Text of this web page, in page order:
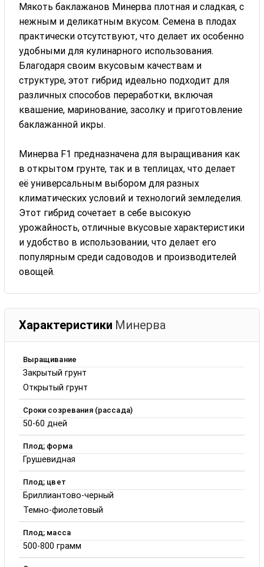
Мякоть баклажанов Минерва плотная и сладкая, с
нежным и деликатным вкусом. Семена в плодах
практически отсутствуют, что делает их особенно
удобными для кулинарного использования.
Благодаря своим вкусовым качествам и
структуре, этот гибрид идеально подходит для
различных способов переработки, включая
квашение, маринование, засолку и приготовление
баклажанной икры.
Минерва F1 предназначена для выращивания как
в открытом грунте, так и в теплицах, что делает
её универсальным выбором для разных
климатических условий и технологий земледелия.
Этот гибрид сочетает в себе высокую
урожайность, отличные вкусовые характеристики
и удобство в использовании, что делает его
популярным среди садоводов и производителей
овощей.
Характеристики Минерва
Выращивание
Закрытый грунт
Открытый грунт
Сроки созревания (рассада)
50-60 дней
Плод; форма
Грушевидная
Плод; цвет
Бриллиантово-черный
Темно-фиолетовый
Плод; масса
500-800 грамм